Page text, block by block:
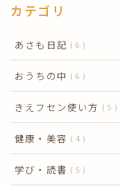
カテゴリ
あさも日記 6
おうちの中 6
きえフセン使い方 5
健康・美容 4
学び・読書 5